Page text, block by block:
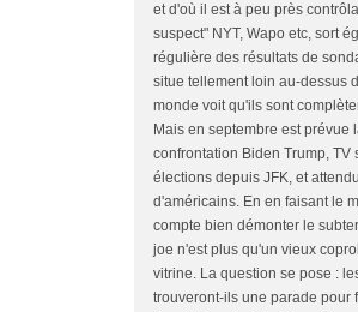
et d'où il est à peu près
suspect" NYT, Wapo etc, sort
régulière des résultats de
situe tellement loin au-dessus
monde voit qu'ils sont
Mais en septembre est prévue
confrontation Biden Trump, TV
élections depuis JFK, et
d'américains. En en faisant le
compte bien démonter le
joe n'est plus qu'un vieux
vitrine. La question se pose :
trouveront-ils une parade pour